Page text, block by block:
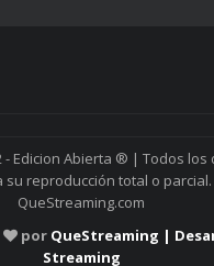
- Edicion Abierta ® | Todos los
reproducción total o
QueStreaming.com
por QueStreaming |
Streaming